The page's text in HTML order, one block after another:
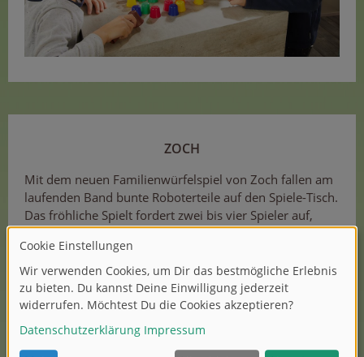
ZOCH
Mit dem neuen Familienwürfelspiel von Zoch fallen am
laufenden Band bunte Roboterteile auf den Spiele-Tisch.
Das fröhliche Spielt fordert zwei bis vier Spieler auf,
daraus möglichst viele komplette Roboter zu
montieren.
Bei dem Spiel Panic Island werden ein bis acht Spieler
ab acht Jahren auf eine idyllische Insel gelockt. Als ein
Vulkan ausbricht, gilt es, in einem zweiminütigen,
hektischen Memospiel gemeinsam Ureinweohner,
Dodos und deren Eier zu retten.